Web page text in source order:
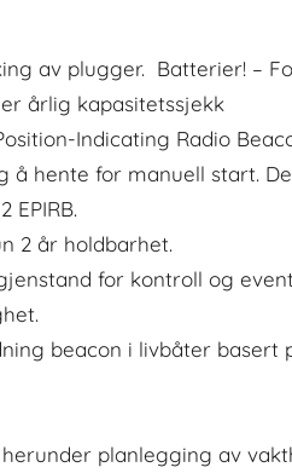
av plugger. Batterier! –
årlig kapasitetssjekk
Indicating Radio
hente for manuell start.
EPIRB.
2 år holdbarhet.
for kontroll og
beacon i livbåter
planlegging av